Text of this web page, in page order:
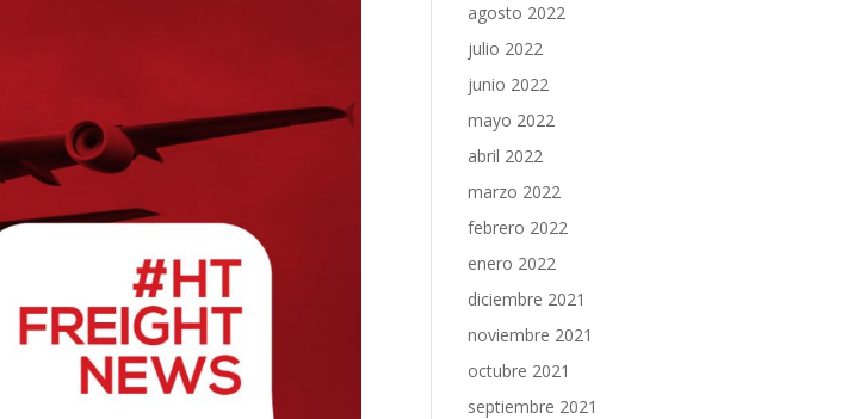
agosto 2022
julio 2022
junio 2022
mayo 2022
abril 2022
marzo 2022
febrero 2022
enero 2022
diciembre 2021
noviembre 2021
octubre 2021
septiembre 2021